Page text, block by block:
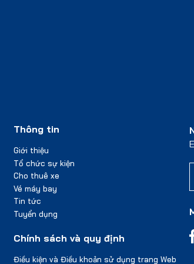
Thông tin
Giới thiệu
Tổ chức sự kiện
Cho thuê xe
Vé máy bay
Tin tức
Tuyển dụng
Chính sách và quy định
Điều kiện và Điều khoản sử dụng trang Web